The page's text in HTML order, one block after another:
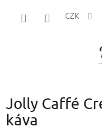
CZK
Jolly Caffé
káva